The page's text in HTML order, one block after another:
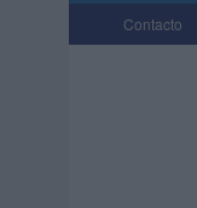
Contacto